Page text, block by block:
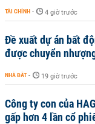
TÀI CHÍNH - 4 giờ trước
Đề xuất dự án bất
được chuyển
NHÀ ĐẤT - 19 giờ trước
Công ty con của
gấp hơn 4 lần cổ